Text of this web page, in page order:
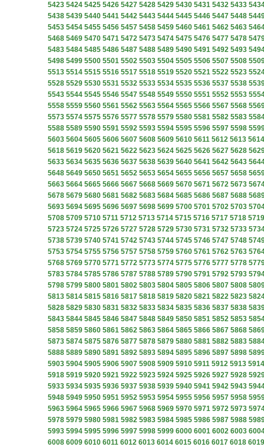
5423 5424 5425 5426 5427 5428 5429 5430 5431 5432 5433
5438 5439 5440 5441 5442 5443 5444 5445 5446 5447 5448
5453 5454 5455 5456 5457 5458 5459 5460 5461 5462 5463
5468 5469 5470 5471 5472 5473 5474 5475 5476 5477 5478
5483 5484 5485 5486 5487 5488 5489 5490 5491 5492 5493
5498 5499 5500 5501 5502 5503 5504 5505 5506 5507 5508
5513 5514 5515 5516 5517 5518 5519 5520 5521 5522 5523
5528 5529 5530 5531 5532 5533 5534 5535 5536 5537 5538
5543 5544 5545 5546 5547 5548 5549 5550 5551 5552 5553
5558 5559 5560 5561 5562 5563 5564 5565 5566 5567 5568
5573 5574 5575 5576 5577 5578 5579 5580 5581 5582 5583
5588 5589 5590 5591 5592 5593 5594 5595 5596 5597 5598
5603 5604 5605 5606 5607 5608 5609 5610 5611 5612 5613 5614
5618 5619 5620 5621 5622 5623 5624 5625 5626 5627 5628
5633 5634 5635 5636 5637 5638 5639 5640 5641 5642 5643
5648 5649 5650 5651 5652 5653 5654 5655 5656 5657 5658
5663 5664 5665 5666 5667 5668 5669 5670 5671 5672 5673
5678 5679 5680 5681 5682 5683 5684 5685 5686 5687 5688
5693 5694 5695 5696 5697 5698 5699 5700 5701 5702 5703
5708 5709 5710 5711 5712 5713 5714 5715 5716 5717 5718 5719
5723 5724 5725 5726 5727 5728 5729 5730 5731 5732 5733
5738 5739 5740 5741 5742 5743 5744 5745 5746 5747 5748
5753 5754 5755 5756 5757 5758 5759 5760 5761 5762 5763
5768 5769 5770 5771 5772 5773 5774 5775 5776 5777 5778
5783 5784 5785 5786 5787 5788 5789 5790 5791 5792 5793
5798 5799 5800 5801 5802 5803 5804 5805 5806 5807 5808
5813 5814 5815 5816 5817 5818 5819 5820 5821 5822 5823
5828 5829 5830 5831 5832 5833 5834 5835 5836 5837 5838
5843 5844 5845 5846 5847 5848 5849 5850 5851 5852 5853
5858 5859 5860 5861 5862 5863 5864 5865 5866 5867 5868
5873 5874 5875 5876 5877 5878 5879 5880 5881 5882 5883
5888 5889 5890 5891 5892 5893 5894 5895 5896 5897 5898
5903 5904 5905 5906 5907 5908 5909 5910 5911 5912 5913 5914
5918 5919 5920 5921 5922 5923 5924 5925 5926 5927 5928
5933 5934 5935 5936 5937 5938 5939 5940 5941 5942 5943
5948 5949 5950 5951 5952 5953 5954 5955 5956 5957 5958
5963 5964 5965 5966 5967 5968 5969 5970 5971 5972 5973
5978 5979 5980 5981 5982 5983 5984 5985 5986 5987 5988
5993 5994 5995 5996 5997 5998 5999 6000 6001 6002 6003
6008 6009 6010 6011 6012 6013 6014 6015 6016 6017 6018 6019